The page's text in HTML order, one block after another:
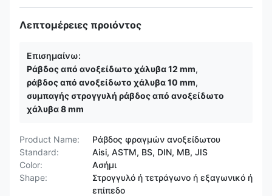
Λεπτομέρειες προιόντος
Επισημαίνω:
Ράβδος από ανοξείδωτο χάλυβα 12 mm,
ράβδος από ανοξείδωτο χάλυβα 10 mm,
συμπαγής στρογγυλή ράβδος από ανοξείδωτο
χάλυβα 8 mm
Product Name:
Ράβδος φραγμών ανοξείδωτου
Standard:
Aisi, ASTM, BS, DIN, ΜΒ, JIS
Color:
Ασήμι
Shape:
Στρογγυλό ή τετράγωνο ή εξαγωνικό ή
επίπεδο